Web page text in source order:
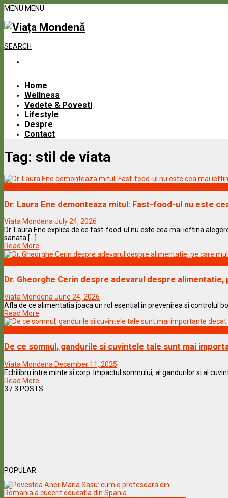
MENU MENU
SEARCH
Home
Wellness
Vedete & Povesti
Lifestyle
Despre
Contact
Tag: stil de viata
Dr. Laura Ene demonteaza mitul: Fast-food-ul nu este
Viata Mondena July 24, 2026
Dr. Laura Ene explica de ce fast-food-ul nu este cea mai ieftina
sanata [...]
Read More
Dr. Gheorghe Cerin despre adevarul despre
Viata Mondena June 24, 2026
Afla de ce alimentatia joaca un rol esential in prevenirea si controlul
Read More
De ce somnul, gandurile si cuvintele tale sunt mai
Viata Mondena December 11, 2025
Echilibru intre minte si corp: Impactul somnului, al gandurilor si al
Read More
3 / 3 POSTS
POPULAR